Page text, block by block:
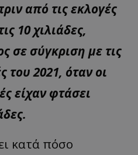
από τις εκλογές
10 χιλιάδες,
σε σύγκριση με τις
του 2021, όταν οι
είχαν φτάσει
κατά πόσο